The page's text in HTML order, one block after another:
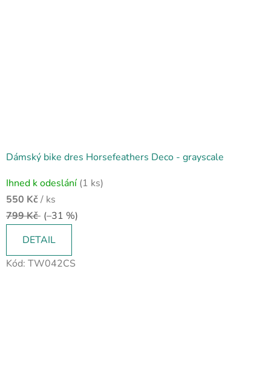
Dámský bike dres Horsefeathers Deco - grayscale
Ihned k odeslání (1 ks)
550 Kč/ ks
799 Kč (–31 %)
DETAIL
Kód: TW042CS